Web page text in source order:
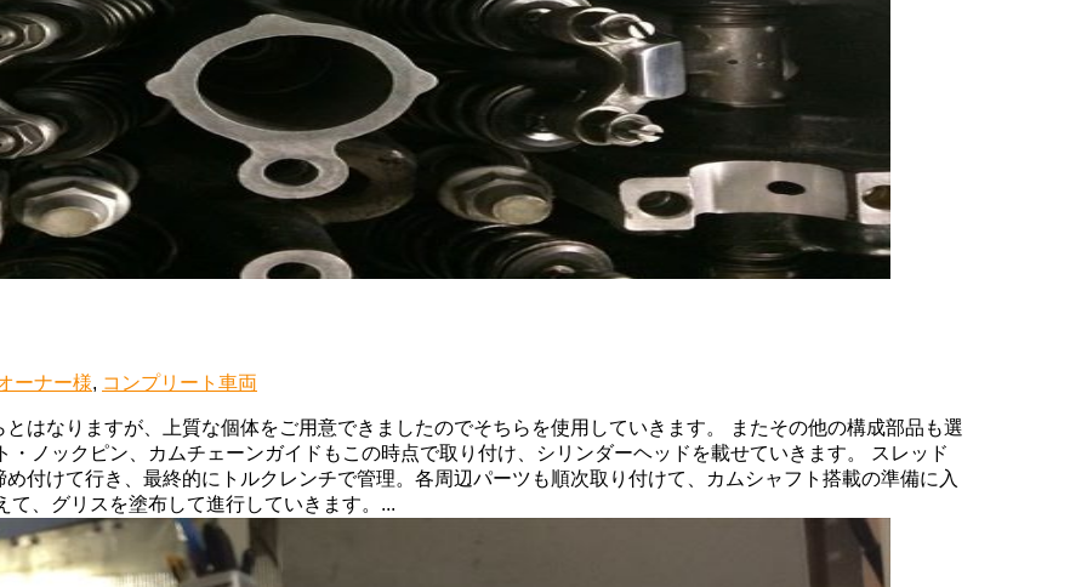
ーナー様, コンプリート車両
はなりますが、上質な個体をご用意できましたのでそちらを使用していきます。 またその他の構成部品も選
ノックピン、カムチェーンガイドもこの時点で取り付け、シリンダーヘッドを載せていきます。 スレッド
付けて行き、最終的にトルクレンチで管理。各周辺パーツも順次取り付けて、カムシャフト搭載の準備に入
て、グリスを塗布して進行していきます。...